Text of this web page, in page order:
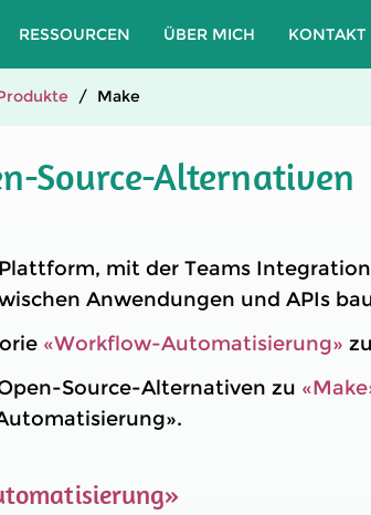
RESSOURCEN ÜBER MICH KONTAKT
Make
Source-Alternativen
mit der Teams
Anwendungen und APIs
«Workflow-Automatisierung»
Source-Alternativen zu